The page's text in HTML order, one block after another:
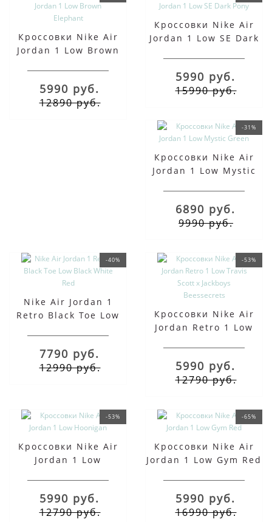
Кроссовки Nike Air
Jordan 1 Low Brown
5990 руб.
12890 руб.
Кроссовки Nike Air
Jordan 1 Low SE Dark
5990 руб.
15990 руб.
-31%
Кроссовки Nike Air
Jordan 1 Low Mystic
6890 руб.
9990 руб.
-40%
Nike Air Jordan 1
Retro Black Toe Low
7790 руб.
12990 руб.
-53%
Кроссовки Nike Air
Jordan Retro 1 Low
5990 руб.
12790 руб.
-53%
Кроссовки Nike Air
Jordan 1 Low
5990 руб.
12790 руб.
-65%
Кроссовки Nike Air
Jordan 1 Low Gym Red
5990 руб.
16990 руб.